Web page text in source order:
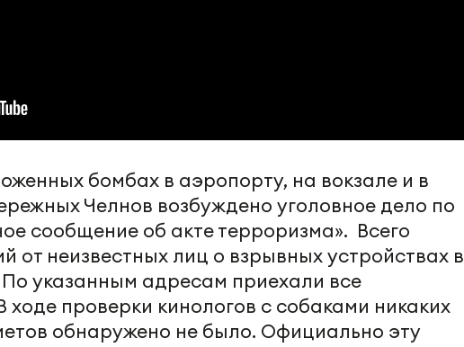
бомбах в аэропорту, на вокзале и в
Челнов возбуждено уголовное дело по
сообщение об акте терроризма». Всего
от неизвестных лиц о взрывных устройствах в
указанным адресам приехали все
проверки кинологов с собаками никаких
обнаружено не было. Официально эту